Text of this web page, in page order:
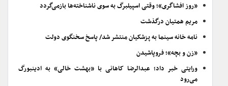
«روز افشاگری»؛ وقتی اسپیلبرگ به سوی ناشناخته‌ها بازمی‌گردد
مریم همتیان درگذشت
نامه خانه سینما به پزشکیان منتشر شد/ پاسخ سخنگوی دولت
«زن و بچه»؛ فروپاشیدن
ورایتی خبر داد؛ عبدالرضا کاهانی با «بهشت خالی» به ادینبورگ
می‌رود